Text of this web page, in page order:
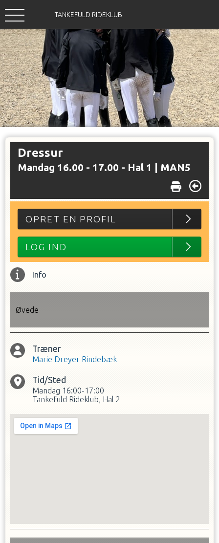
TANKEFULD RIDEKLUB
Dressur
Mandag 16.00 - 17.00 - Hal 1 | MAN5
OPRET EN PROFIL
LOG IND
Info
Øvede
Træner
Marie Dreyer Rindebæk
Tid/Sted
Mandag 16:00-17:00
Tankefuld Rideklub, Hal 2